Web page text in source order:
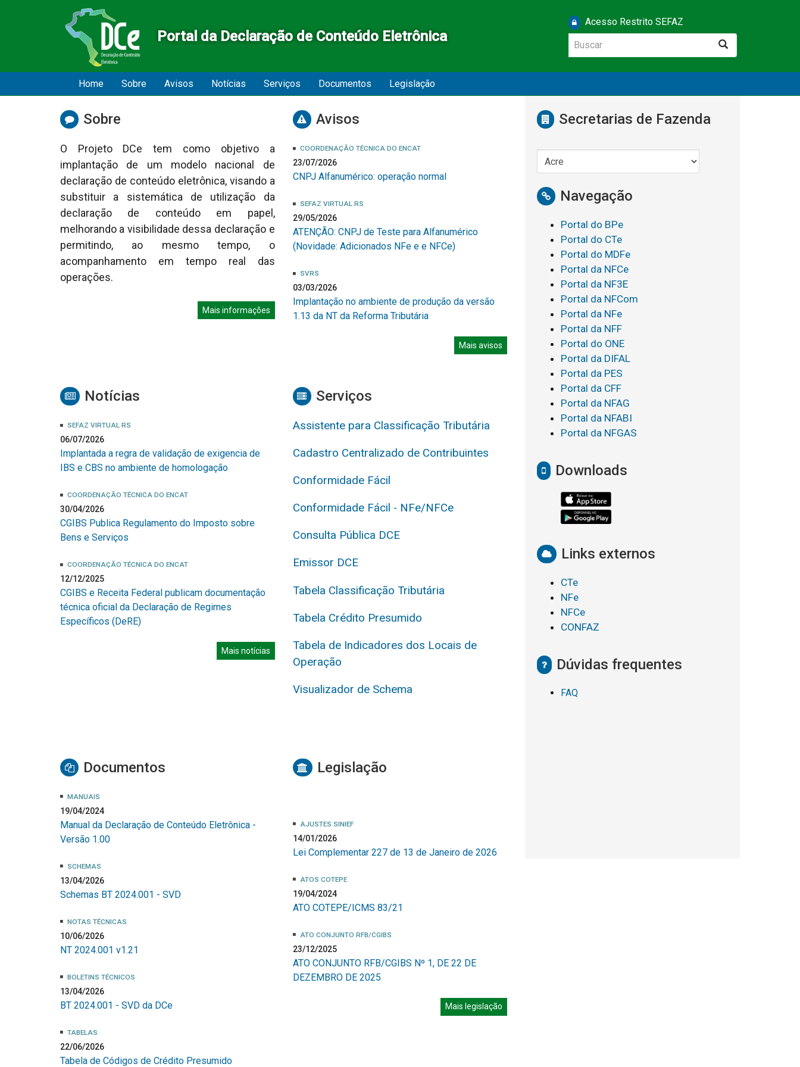
Portal da Declaração de Conteúdo Eletrônica
Acesso Restrito SEFAZ
Buscar
Buscar
Início
do
Inicial
Home Sobre Avisos Notícias Serviços Documentos Legislação
Sobre
O Projeto DCe tem como objetivo a
implantação de um modelo nacional de
declaração de conteúdo eletrônica, visando a
substituir a sistemática de utilização da
declaração de conteúdo em papel,
melhorando a visibilidade dessa declaração e
permitindo, ao mesmo tempo, o
acompanhamento em tempo real das
operações.
Mais informações
Avisos
COORDENAÇÃO TÉCNICA DO ENCAT
23/07/2026
CNPJ Alfanumérico: operação normal
SEFAZ VIRTUAL RS
29/05/2026
ATENÇÃO: CNPJ de Teste para Alfanumérico
(Novidade: Adicionados NFe e e NFCe)
SVRS
03/03/2026
Implantação no ambiente de produção da versão
1.13 da NT da Reforma Tributária
Mais avisos
Notícias
SEFAZ VIRTUAL RS
06/07/2026
Implantada a regra de validação de exigencia de
IBS e CBS no ambiente de homologação
COORDENAÇÃO TÉCNICA DO ENCAT
30/04/2026
CGIBS Publica Regulamento do Imposto sobre
Bens e Serviços
COORDENAÇÃO TÉCNICA DO ENCAT
12/12/2025
CGIBS e Receita Federal publicam documentação
técnica oficial da Declaração de Regimes
Específicos (DeRE)
Mais notícias
Serviços
Assistente para Classificação Tributária
Cadastro Centralizado de Contribuintes
Conformidade Fácil
Conformidade Fácil - NFe/NFCe
Consulta Pública DCE
Emissor DCE
Tabela Classificação Tributária
Tabela Crédito Presumido
Tabela de Indicadores dos Locais de
Operação
Visualizador de Schema
Documentos
MANUAIS
19/04/2024
Manual da Declaração de Conteúdo Eletrônica -
Versão 1.00
SCHEMAS
13/04/2026
Schemas BT 2024.001 - SVD
NOTAS TÉCNICAS
10/06/2026
NT 2024.001 v1.21
BOLETINS TÉCNICOS
13/04/2026
BT 2024.001 - SVD da DCe
TABELAS
22/06/2026
Tabela de Códigos de Crédito Presumido
Legislação
AJUSTES SINIEF
14/01/2026
Lei Complementar 227 de 13 de Janeiro de 2026
ATOS COTEPE
19/04/2024
ATO COTEPE/ICMS 83/21
ATO CONJUNTO RFB/CGIBS
23/12/2025
ATO CONJUNTO RFB/CGIBS Nº 1, DE 22 DE
DEZEMBRO DE 2025
Mais legislação
Secretarias de Fazenda
Navegação
Portal do BPe
Portal do CTe
Portal do MDFe
Portal da NFCe
Portal da NF3E
Portal da NFCom
Portal da NFe
Portal da NFF
Portal do ONE
Portal da DIFAL
Portal da PES
Portal da CFF
Portal da NFAG
Portal da NFABI
Portal da NFGAS
Downloads
Links externos
CTe
NFe
NFCe
CONFAZ
Dúvidas frequentes
FAQ